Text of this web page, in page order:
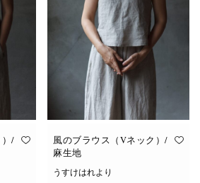
/
風のブラウス（Vネック）/
麻生地
うすけはれより